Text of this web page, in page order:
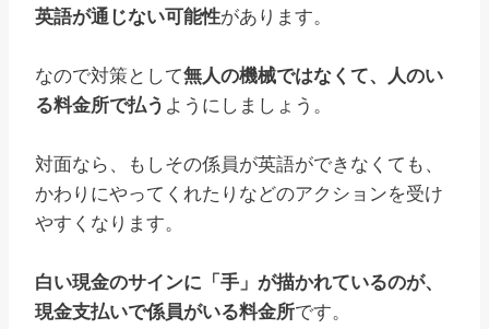
英語が通じない可能性があります。
なので対策として無人の機械ではなくて、人のい
る料金所で払う ようにしましょう。
対面なら、もしその係員が英語ができなくても、
かわりにやってくれたりなどのアクションを受け
やすくなります。
白い現金のサインに「手」が描かれているのが、
現金支払いで係員がいる料金所です。